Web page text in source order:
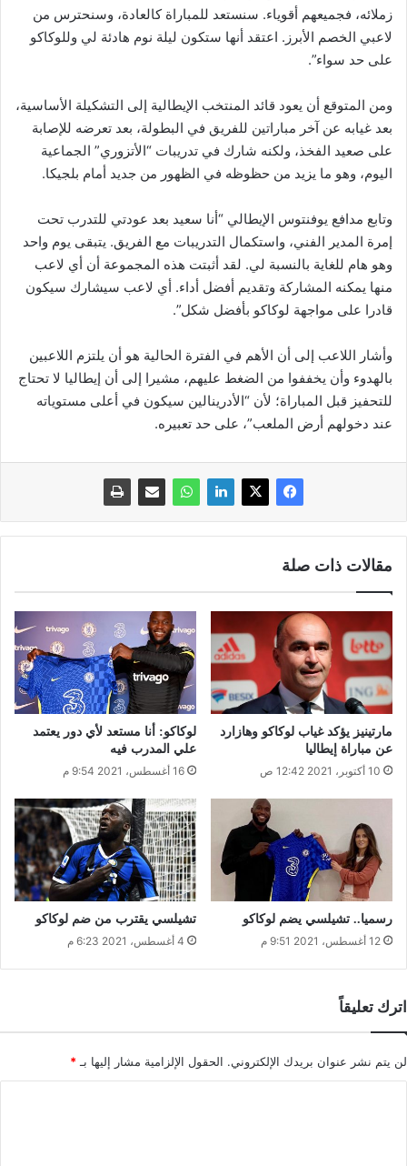
زملائه، فجميعهم أقوياء. سنستعد للمباراة كالعادة، وسنحترس من
لاعبي الخصم الأبرز. اعتقد أنها ستكون ليلة نوم هادئة لي وللوكاكو
على حد سواء”.
ومن المتوقع أن يعود قائد المنتخب الإيطالية إلى التشكيلة الأساسية،
بعد غيابه عن آخر مباراتين للفريق في البطولة، بعد تعرضه للإصابة
على صعيد الفخذ، ولكنه شارك في تدريبات “الأتزوري” الجماعية
اليوم، وهو ما يزيد من حظوظه في الظهور من جديد أمام بلجيكا.
وتابع مدافع يوفنتوس الإيطالي “أنا سعيد بعد عودتي للتدرب تحت
إمرة المدير الفني، واستكمال التدريبات مع الفريق. يتبقى يوم واحد
وهو هام للغاية بالنسبة لي. لقد أثبتت هذه المجموعة أن أي لاعب
منها يمكنه المشاركة وتقديم أفضل أداء. أي لاعب سيشارك سيكون
قادرا على مواجهة لوكاكو بأفضل شكل”.
وأشار اللاعب إلى أن الأهم في الفترة الحالية هو أن يلتزم اللاعبين
بالهدوء وأن يخففوا من الضغط عليهم، مشيرا إلى أن إيطاليا لا تحتاج
للتحفيز قبل المباراة؛ لأن “الأدرينالين سيكون في أعلى مستوياته
عند دخولهم أرض الملعب”، على حد تعبيره.
مقالات ذات صلة
مارتينيز يؤكد غياب لوكاكو وهازارد
عن مباراة إيطاليا
10 أكتوبر، 2021 12:42 ص
لوكاكو: أنا مستعد لأي دور يعتمد
علي المدرب فيه
16 أغسطس، 2021 9:54 م
رسميا.. تشيلسي يضم لوكاكو
12 أغسطس، 2021 9:51 م
تشيلسي يقترب من ضم لوكاكو
4 أغسطس، 2021 6:23 م
اترك تعليقاً
لن يتم نشر عنوان بريدك الإلكتروني. الحقول الإلزامية مشار إليها بـ *